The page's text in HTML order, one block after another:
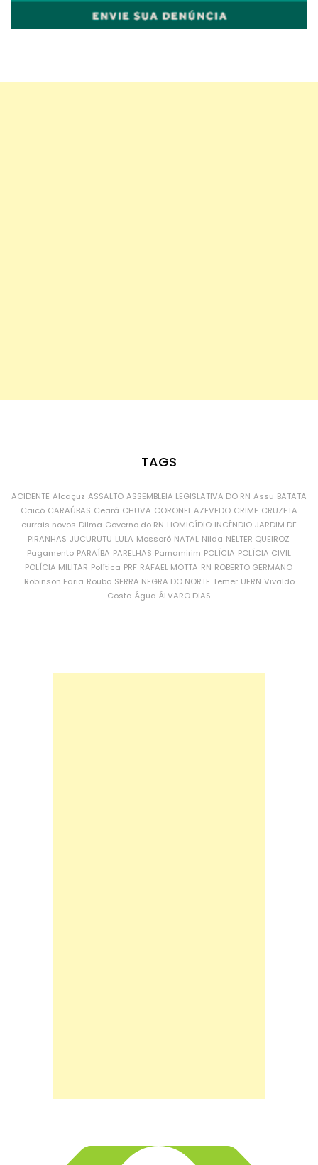
TAGS
ACIDENTE Alcaçuz ASSALTO ASSEMBLEIA LEGISLATIVA DO RN Assu BATATA
Caicó CARAÚBAS Ceará CHUVA CORONEL AZEVEDO CRIME CRUZETA
currais novos Dilma Governo do RN HOMICÍDIO INCÊNDIO JARDIM DE
PIRANHAS JUCURUTU LULA Mossoró NATAL Nilda NÉLTER QUEIROZ
Pagamento PARAÍBA PARELHAS Parnamirim POLÍCIA POLÍCIA CIVIL
POLÍCIA MILITAR Política PRF RAFAEL MOTTA RN ROBERTO GERMANO
Robinson Faria Roubo SERRA NEGRA DO NORTE Temer UFRN Vivaldo
Costa Água ÁLVARO DIAS